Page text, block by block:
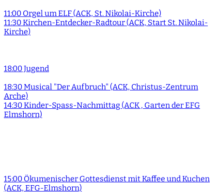
11:00 Orgel um ELF (ACK, St. Nikolai-Kirche)
11:30 Kirchen-Entdecker-Radtour (ACK, Start St. Nikolai-
Kirche)
18:00 Jugend
18:30 Musical "Der Aufbruch" (ACK, Christus-Zentrum
Arche)
14:30 Kinder-Spass-Nachmittag (ACK , Garten der EFG
Elmshorn)
15:00 Ökumenischer Gottesdienst mit Kaffee und Kuchen
(ACK, EFG-Elmshorn)